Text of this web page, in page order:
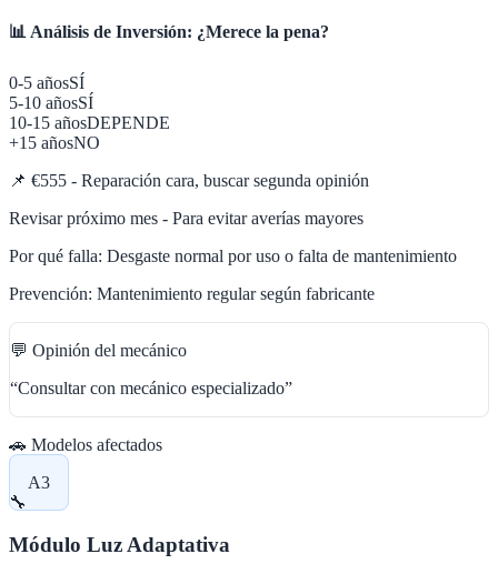
📊 Análisis de Inversión: ¿Merece la pena?
0-5 añosSÍ
5-10 añosSÍ
10-15 añosDEPENDE
+15 añosNO
📌 €555 - Reparación cara, buscar segunda opinión
Revisar próximo mes - Para evitar averías mayores
Por qué falla: Desgaste normal por uso o falta de mantenimiento
Prevención: Mantenimiento regular según fabricante
💬 Opinión del mecánico
“Consultar con mecánico especializado”
🚗 Modelos afectados
A3
🔧
Módulo Luz Adaptativa